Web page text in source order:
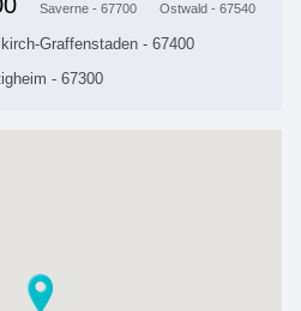
Saverne - 67700 Ostwald - 67540
Graffenstaden - 67400
- 67300